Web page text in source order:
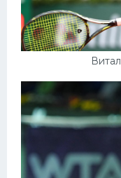
Интерьер квартиры